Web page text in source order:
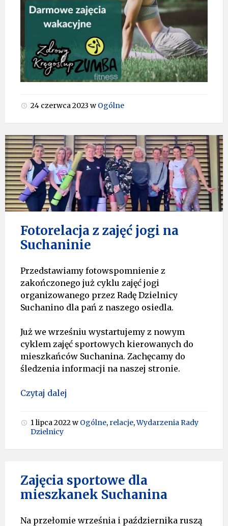
24 czerwca 2023 w Ogólne
Fotorelacja
z
jogi
Fotorelacja z zajęć jogi na
Suchaninie
Przedstawiamy fotowspomnienie z
zakończonego już cyklu zajęć jogi
organizowanego przez Radę Dzielnicy
Suchanino dla pań z naszego osiedla.
Już we wrześniu wystartujemy z nowym
cyklem zajęć sportowych kierowanych do
mieszkańców Suchanina. Zachęcamy do
śledzenia informacji na naszej stronie.
Czytaj dalej
1 lipca 2022w Ogólne, relacje,Wydarzenia Rady
Dzielnicy
Zajęcia sportowe dla
mieszkanek Suchanina
Na przełomie września i października ruszą